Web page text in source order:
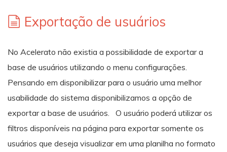
Exportação de usuários
No Acelerato não existia a possibilidade de exportar a
base de usuários utilizando o menu configurações.
Pensando em disponibilizar para o usuário uma melhor
usabilidade do sistema disponibilizamos a opção de
exportar a base de usuários. O usuário poderá utilizar os
filtros disponíveis na página para exportar somente os
usuários que deseja visualizar em uma planilha no formato